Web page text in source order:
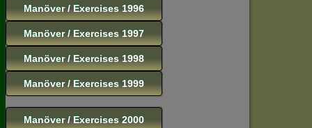
Manöver / Exercises 1996
Manöver / Exercises 1997
Manöver / Exercises 1998
Manöver / Exercises 1999
Manöver / Exercises 2000